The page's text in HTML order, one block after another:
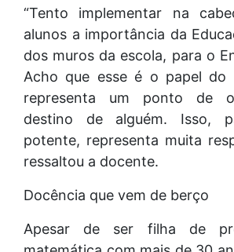
“Tento implementar na
alunos a importância da
dos muros da escola, para o
Acho que esse é o papel do
representa um ponto de
destino de alguém. Isso,
potente, representa muita
ressaltou a docente.
Docência que vem de berço
Apesar de ser filha de